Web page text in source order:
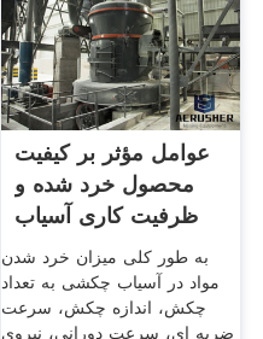
عوامل مؤثر بر کیفیت
محصول خرد شده و
ظرفیت کاری آسیاب
چکشی
به طور کلی میزان خرد شدن
مواد در آسیاب چکشی به تعداد
چکش، اندازه چکش، سرعت
ضربه ای، سرعت دورانی، نیروی